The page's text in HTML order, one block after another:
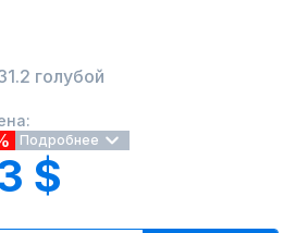
голубой
Подробнее
$